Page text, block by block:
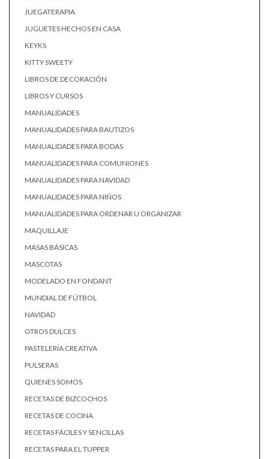
JUEGATERAPIA
JUGUETES HECHOS EN CASA
KEYKS
KITTY SWEETY
LIBROS DE DECORACIÓN
LIBROS Y CURSOS
MANUALIDADES
MANUALIDADES PARA BAUTIZOS
MANUALIDADES PARA BODAS
MANUALIDADES PARA COMUNIONES
MANUALIDADES PARA NAVIDAD
MANUALIDADES PARA NIÑOS
MANUALIDADES PARA ORDENAR U ORGANIZAR
MAQUILLAJE
MASAS BÁSICAS
MASCOTAS
MODELADO EN FONDANT
MUNDIAL DE FÚTBOL
NAVIDAD
OTROS DULCES
PASTELERÍA CREATIVA
PULSERAS
QUIENES SOMOS
RECETAS DE BIZCOCHOS
RECETAS DE COCINA
RECETAS FÁCILES Y SENCILLAS
RECETAS PARA EL TUPPER